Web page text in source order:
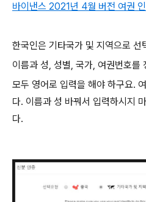
바이낸스 2021년 4월 버전 여권
한국인은 기타국가 및 지역으로 선
이름과 성, 성별, 국가, 여권번호를
모두 영어로 입력을 해야 하구요.
다. 이름과 성 바꿔서 입력하시지
다.